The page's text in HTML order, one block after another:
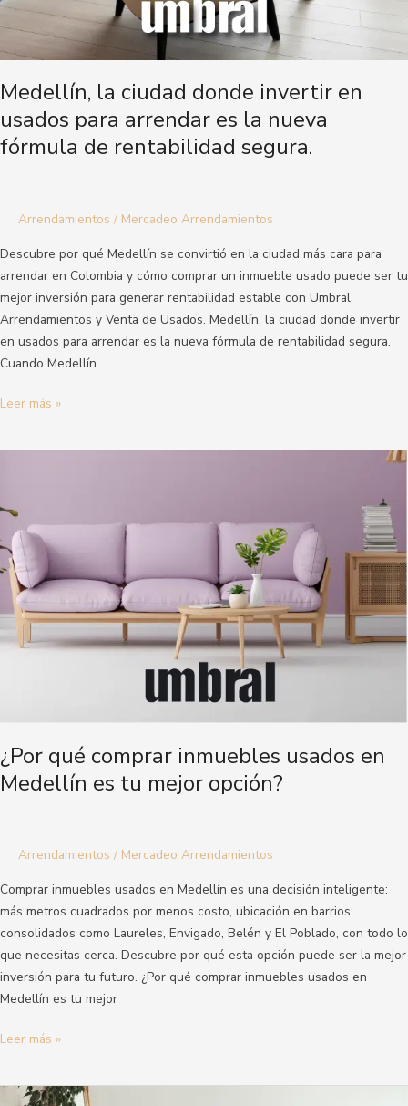
Medellín, la ciudad donde invertir en
usados para arrendar es la nueva
fórmula de rentabilidad segura.
Arrendamientos / Mercadeo Arrendamientos
Descubre por qué Medellín se convirtió en la ciudad más cara para
arrendar en Colombia y cómo comprar un inmueble usado puede ser tu
mejor inversión para generar rentabilidad estable con Umbral
Arrendamientos y Venta de Usados. Medellín, la ciudad donde invertir
en usados para arrendar es la nueva fórmula de rentabilidad segura.
Cuando Medellín
nueva
fórmula
de
rentabilidad
segura.
Leer más »
¿Por qué comprar inmuebles usados en
Medellín es tu mejor opción?
Arrendamientos / Mercadeo Arrendamientos
Comprar inmuebles usados en Medellín es una decisión inteligente:
más metros cuadrados por menos costo, ubicación en barrios
consolidados como Laureles, Envigado, Belén y El Poblado, con todo lo
que necesitas cerca. Descubre por qué esta opción puede ser la mejor
inversión para tu futuro. ¿Por qué comprar inmuebles usados en
Medellín es tu mejor
comprar
inmuebles
usados
en
Medellín
es
Leer más »
¿Qué